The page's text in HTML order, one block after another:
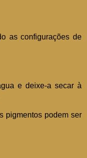
as configurações de
e deixe-a secar à
pigmentos podem ser